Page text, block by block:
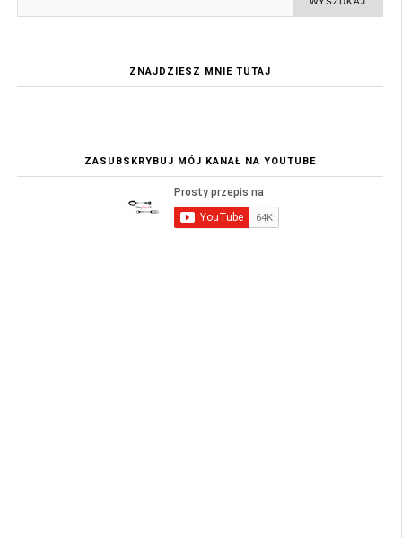
ZNAJDZIESZ MNIE TUTAJ
ZASUBSKRYBUJ MÓJ KANAŁ NA YOUTUBE